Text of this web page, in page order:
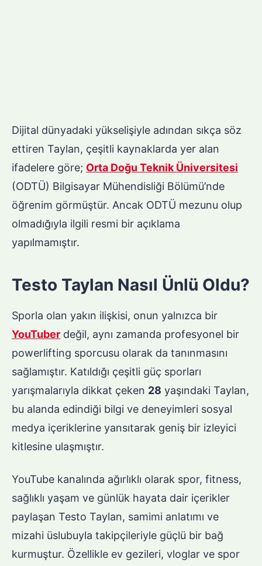
Dijital dünyadaki yükselişiyle adından sıkça söz
ettiren Taylan, çeşitli kaynaklarda yer alan
ifadelere göre; Orta Doğu Teknik Üniversitesi
(ODTÜ) Bilgisayar Mühendisliği Bölümü’nde
öğrenim görmüştür. Ancak ODTÜ mezunu olup
olmadığıyla ilgili resmi bir açıklama
yapılmamıştır.
Testo Taylan Nasıl Ünlü Oldu?
Sporla olan yakın ilişkisi, onun yalnızca bir
YouTuber değil, aynı zamanda profesyonel bir
powerlifting sporcusu olarak da tanınmasını
sağlamıştır. Katıldığı çeşitli güç sporları
yarışmalarıyla dikkat çeken 28 yaşındaki Taylan,
bu alanda edindiği bilgi ve deneyimleri sosyal
medya içeriklerine yansıtarak geniş bir izleyici
kitlesine ulaşmıştır.
YouTube kanalında ağırlıklı olarak spor, fitness,
sağlıklı yaşam ve günlük hayata dair içerikler
paylaşan Testo Taylan, samimi anlatımı ve
mizahi üslubuyla takipçileriyle güçlü bir bağ
kurmuştur. Özellikle ev gezileri, vloglar ve spor